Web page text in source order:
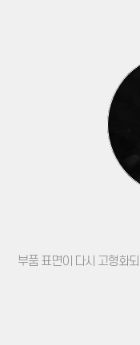
부품 표면이 다시 고형화